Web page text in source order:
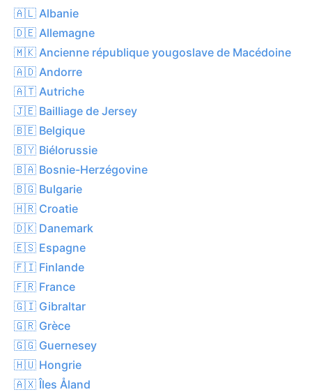
🇦🇱 Albanie
🇩🇪 Allemagne
🇲🇰 Ancienne république yougoslave de Macédoine
🇦🇩 Andorre
🇦🇹 Autriche
🇯🇪 Bailliage de Jersey
🇧🇪 Belgique
🇧🇾 Biélorussie
🇧🇦 Bosnie-Herzégovine
🇧🇬 Bulgarie
🇭🇷 Croatie
🇩🇰 Danemark
🇪🇸 Espagne
🇫🇮 Finlande
🇫🇷 France
🇬🇮 Gibraltar
🇬🇷 Grèce
🇬🇬 Guernesey
🇭🇺 Hongrie
🇦🇽 Îles Åland